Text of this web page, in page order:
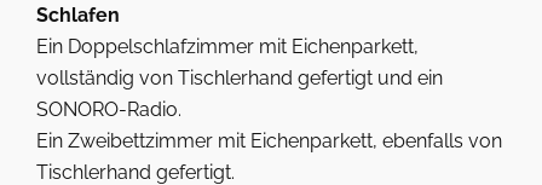
Schlafen
Ein Doppelschlafzimmer mit Eichenparkett,
vollständig von Tischlerhand gefertigt und ein
SONORO-Radio.
Ein Zweibettzimmer mit Eichenparkett, ebenfalls von
Tischlerhand gefertigt.